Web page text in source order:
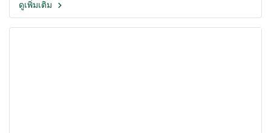
ดูเพิ่มเติม